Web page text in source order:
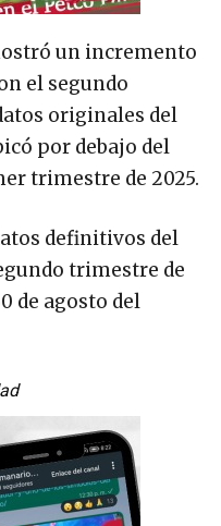
un incremento
el segundo
originales del
por debajo del
trimestre de 2025.
definitivos del
trimestre de
de agosto del